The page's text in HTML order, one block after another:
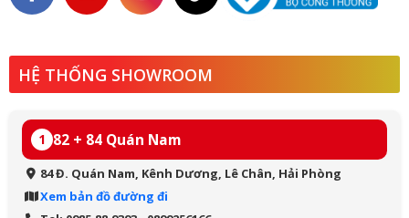
HỆ THỐNG SHOWROOM
1 82 + 84 Quán Nam
84 Đ. Quán Nam, Kênh Dương, Lê Chân, Hải Phòng
Xem bản đồ đường đi